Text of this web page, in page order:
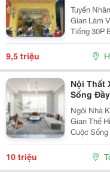
Tuyển Nhân
Gian Làm Việc :
Tiếng 30P Bao Cơm
Theo Năng Lực ) Mô Tả Công
Dụng
9,5 triệu
Nội Thất
Sống
Ngôi Nhà
Gian Thể
Cuộc
Chọn Nội
Nhiều
Sống Trở...
10 triệu